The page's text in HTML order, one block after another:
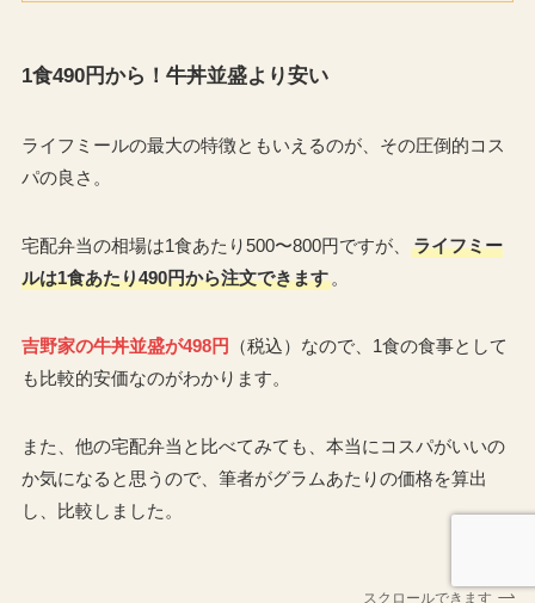
1食490円から！ 牛丼並盛より安い
ライフミールの最大の特徴ともいえるのが、その圧倒的コス
パの良さ。
宅配弁当の相場は1食あたり500〜800円ですが、
ライフミー
ルは1食あたり490円から注文できます。
吉野家の牛丼並盛が498円
（税込）なので、1食の食事として
も比較的安価なのがわかります。
また、他の宅配弁当と比べてみても、本当にコスパがいいの
か気になると思うので、筆者がグラムあたりの価格を算出
し、比較しました。
スクロールできます